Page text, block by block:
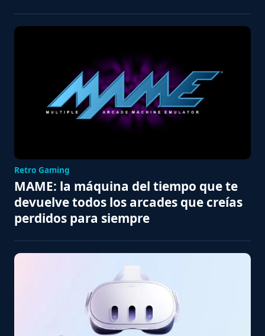
Retro Gaming
MAME: la máquina del tiempo que te
devuelve todos los arcades que creías
perdidos para siempre